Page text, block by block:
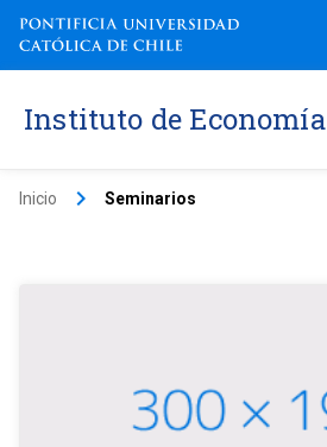
Instituto de Economía
Inicio keyboard_arrow_right Seminarios